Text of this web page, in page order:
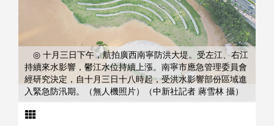
◎ 十月三日下午，航拍廣西南寧防洪大堤。受左江、右江
持續來水影響，鬱江水位持續上漲。南寧市應急管理委員會
經研究決定，自十月三日十八時起，受洪水影響部份區域進
入緊急防汛期。（無人機照片）（中新社記者 蔣雪林 攝）